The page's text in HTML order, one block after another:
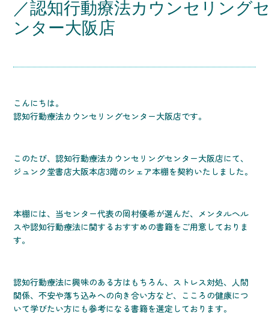
／認知行動療法カウンセリング
ンター大阪店
こんにちは。
認知行動療法カウンセリングセンター大阪店です。
このたび、認知行動療法カウンセリングセンター大阪店にて、
ジュンク堂書店大阪本店3階のシェア本棚を契約いたしました。
本棚には、当センター代表の岡村優希が選んだ、メンタルヘル
スや認知行動療法に関するおすすめの書籍をご用意しておりま
す。
認知行動療法に興味のある方はもちろん、ストレス対処、人間
関係、不安や落ち込みへの向き合い方など、こころの健康につ
いて学びたい方にも参考になる書籍を選定しております。